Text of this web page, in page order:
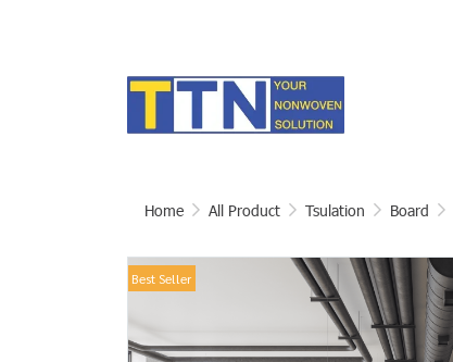
Home All Product Tsulation Board
Best Seller